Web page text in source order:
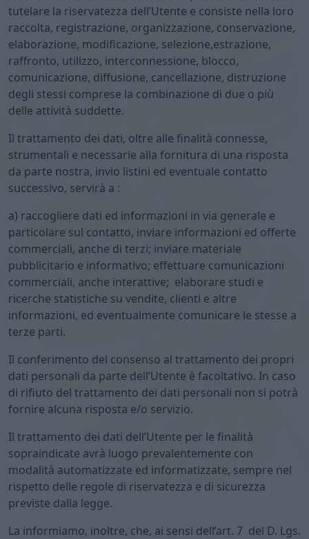
tutelare la riservatezza dell’Utente e consiste nella loro
raccolta, registrazione, organizzazione, conservazione,
elaborazione, modificazione, selezione,estrazione,
raffronto, utilizzo, interconnessione, blocco,
comunicazione, diffusione, cancellazione, distruzione
degli stessi comprese la combinazione di due o più
delle attività suddette.
Il trattamento dei dati, oltre alle finalità connesse,
strumentali e necessarie alla fornitura di una risposta
da parte nostra, invio listini ed eventuale contatto
successivo, servirà a :
a) raccogliere dati ed informazioni in via generale e
particolare sul contatto, inviare informazioni ed offerte
commerciali, anche di terzi; inviare materiale
pubblicitario e informativo; effettuare comunicazioni
commerciali, anche interattive; elaborare studi e
ricerche statistiche su vendite, clienti e altre
informazioni, ed eventualmente comunicare le stesse a
terze parti.
Il conferimento del consenso al trattamento dei propri
dati personali da parte dell’Utente è facoltativo. In caso
di rifiuto del trattamento dei dati personali non si potrà
fornire alcuna risposta e/o servizio.
Il trattamento dei dati dell’Utente per le finalità
sopraindicate avrà luogo prevalentemente con
modalità automatizzate ed informatizzate, sempre nel
rispetto delle regole di riservatezza e di sicurezza
previste dalla legge.
La informiamo, inoltre, che, ai sensi dell’art. 7 del D. Lgs.